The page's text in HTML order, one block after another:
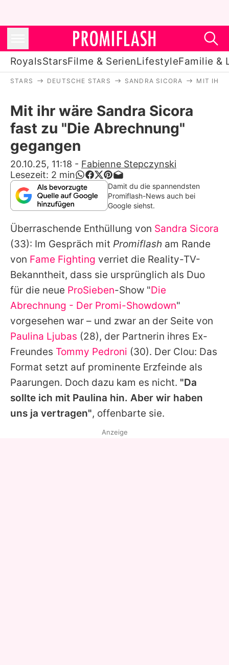
RoyalsStarsFilme & SerienLifestyleFamilie &
Stars
Filme & Serien
Lifestyle
Familie & Liebe
Promiflash Exklusiv
Alle Themen auf Promiflash
Jobs
App runterladen
Team
Redaktionelle Richtlinien
Impressum
Datenschutzerklärung
Utiq verwalten
STARS DEUTSCHE STARS SANDRA SICORA MIT IHR
Mit ihr wäre Sandra Sicora
fast zu "Die Abrechnung"
gegangen
20.10.25, 11:18 - Fabienne Stepczynski
Lesezeit: 2 min
Damit du die spannendsten
Promiflash-News auch bei
Google siehst.
Überraschende Enthüllung von Sandra Sicora
(33): Im Gespräch mit Promiflash am Rande
von Fame Fighting verriet die Reality-TV-
Bekanntheit, dass sie ursprünglich als Duo
für die neue ProSieben-Show "Die
Abrechnung - Der Promi-Showdown"
vorgesehen war – und zwar an der Seite von
Paulina Ljubas (28), der Partnerin ihres Ex-
Freundes Tommy Pedroni (30). Der Clou: Das
Format setzt auf prominente Erzfeinde als
Paarungen. Doch dazu kam es nicht. "Da
sollte ich mit Paulina hin. Aber wir haben
uns ja vertragen", offenbarte sie.
Anzeige